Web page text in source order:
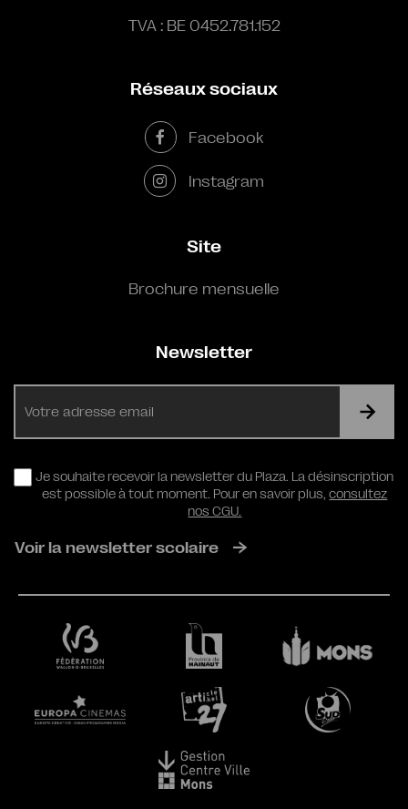
TVA : BE 0452.781.152
Réseaux sociaux
Facebook
Instagram
Site
Brochure mensuelle
Newsletter
RGPD
Je souhaite recevoir la newsletter du Plaza. La désinscription
est possible à tout moment. Pour en savoir plus,consultez
nos CGU.
Voir la newsletter scolaire